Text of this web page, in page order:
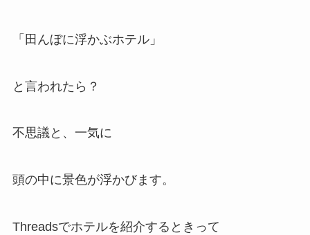
「田んぼに浮かぶホテル」
と言われたら？
不思議と、一気に
頭の中に景色が浮かびます。
Threadsでホテルを紹介するときって